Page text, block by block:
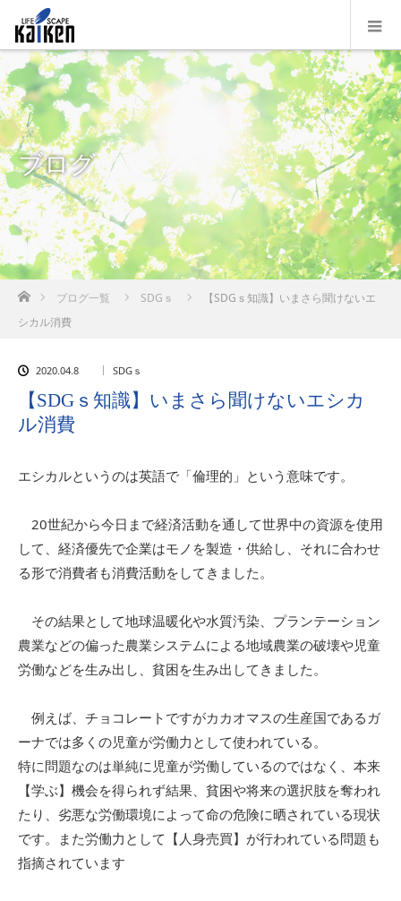
ブログ
ホームブログ一覧 SDGｓ
【SDGｓ知識】いまさら聞けないエ
シカル消費
2020.04.8 SDGｓ
【SDGｓ知識】いまさら聞けないエシカ
ル消費
エシカルというのは英語で「倫理的」という意味です。
20世紀から今日まで経済活動を通して世界中の資源を使用
して、経済優先で企業はモノを製造・供給し、それに合わせ
る形で消費者も消費活動をしてきました。
その結果として地球温暖化や水質汚染、プランテーション
農業などの偏った農業システムによる地域農業の破壊や児童
労働などを生み出し、貧困を生み出してきました。
例えば、チョコレートですがカカオマスの生産国であるガ
ーナでは多くの児童が労働力として使われている。
特に問題なのは単純に児童が労働しているのではなく、本来
【学ぶ】機会を得られず結果、貧困や将来の選択肢を奪われ
たり、劣悪な労働環境によって命の危険に晒されている現状
です。また労働力として【人身売買】が行われている問題も
指摘されています